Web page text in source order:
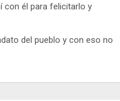
con él para felicitarlo y
del pueblo y con eso no